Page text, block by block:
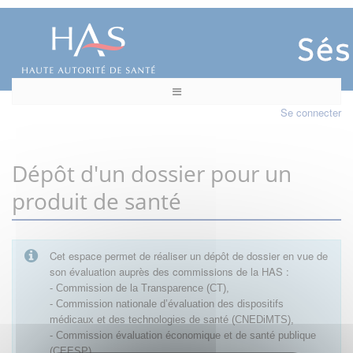
Se connecter
Dépôt d'un dossier pour un
produit de santé
Cet espace permet de réaliser un dépôt de dossier en vue de
son évaluation auprès des commissions de la HAS :
- Commission de la Transparence (CT),
- Commission nationale d’évaluation des dispositifs
médicaux et des technologies de santé (CNEDiMTS),
- Commission évaluation économique et de santé publique